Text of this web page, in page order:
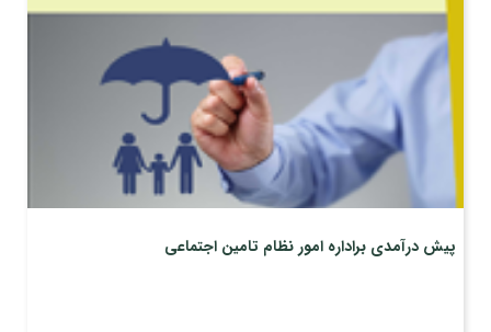
پیش درآمدی براداره امور نظام تامین اجتماعی